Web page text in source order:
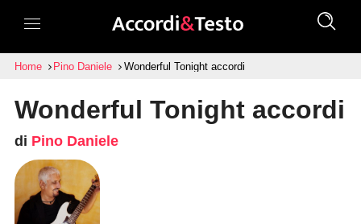
Home Pino Daniele Wonderful Tonight accordi
Wonderful Tonight accordi
di Pino Daniele